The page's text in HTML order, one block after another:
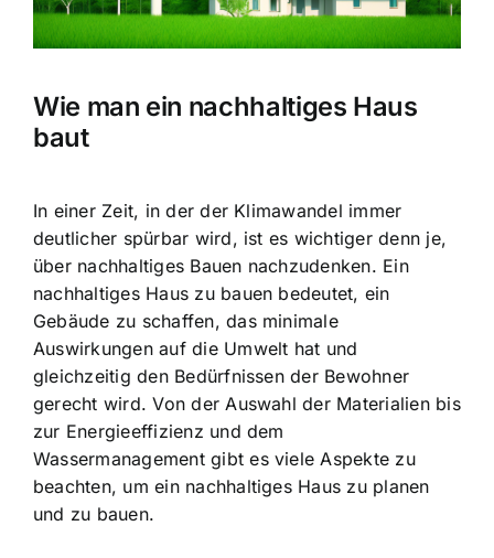
Wie man ein nachhaltiges Haus
baut
In einer Zeit, in der der Klimawandel immer
deutlicher spürbar wird, ist es wichtiger denn je,
über nachhaltiges Bauen nachzudenken. Ein
nachhaltiges Haus zu bauen bedeutet, ein
Gebäude zu schaffen, das minimale
Auswirkungen auf die Umwelt hat und
gleichzeitig den Bedürfnissen der Bewohner
gerecht wird. Von der Auswahl der Materialien bis
zur Energieeffizienz und dem
Wassermanagement gibt es viele Aspekte zu
beachten, um ein nachhaltiges Haus zu planen
und zu bauen.